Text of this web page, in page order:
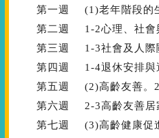
第一週
(1)老年階段的
第二週
1-2心理、社會
第三週
1-3社會及人際
第四週
1-4退休安排與
第五週
(2)高齡友善。
第六週
2-3高齡友善居
第七週
(3)高齡健康促